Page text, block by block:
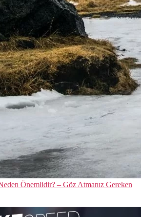
Önemlidir? – Göz Atmanız Gereken